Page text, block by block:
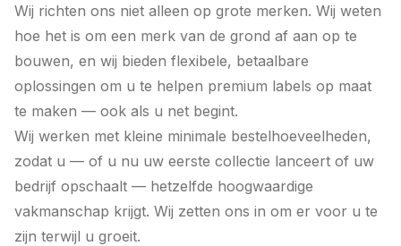
Wij richten ons niet alleen op grote merken. Wij weten
hoe het is om een merk van de grond af aan op te
bouwen, en wij bieden flexibele, betaalbare
oplossingen om u te helpen premium labels op maat
te maken — ook als u net begint.
Wij werken met kleine minimale bestelhoeveelheden,
zodat u — of u nu uw eerste collectie lanceert of uw
bedrijf opschaalt — hetzelfde hoogwaardige
vakmanschap krijgt. Wij zetten ons in om er voor u te
zijn terwijl u groeit.